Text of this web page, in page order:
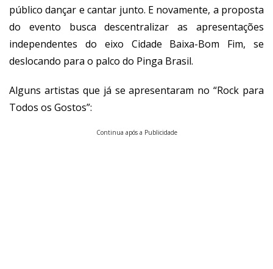
público dançar e cantar junto. E novamente, a proposta
do evento busca descentralizar as apresentações
independentes do eixo Cidade Baixa-Bom Fim, se
deslocando para o palco do Pinga Brasil.
Alguns artistas que já se apresentaram no “Rock para
Todos os Gostos”:
Continua após a Publicidade